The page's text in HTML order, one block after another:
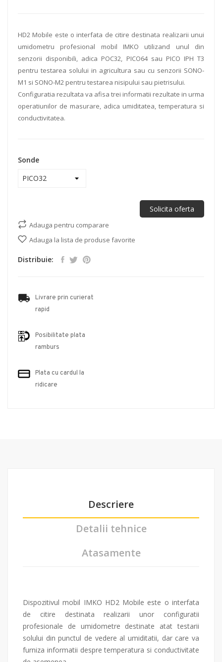
HD2 Mobile este o interfata de citire destinata realizarii unui
umidometru profesional mobil IMKO utilizand unul din
senzorii disponibili, adica POC32, PICO64 sau PICO IPH T3
pentru testarea solului in agricultura sau cu senzorii SONO-
M1 si SONO-M2 pentru testarea nisipului sau pietrisului.
Configuratia rezultata va afisa trei informatii rezultate in urma
operatiunilor de masurare, adica umiditatea, temperatura si
conductivitatea.
Sonde
Solicita oferta
Adauga pentru comparare
Adauga la lista de produse favorite
Distribuie:
Livrare prin curierat
rapid
Posibilitate plata
ramburs
Plata cu cardul la
ridicare
Descriere
Detalii tehnice
Atasamente
Dispozitivul mobil IMKO HD2 Mobile este o interfata
de citire destinata realizarii unor configuratii
profesionale de umidometre destinate atat testarii
solului din punctul de vedere al umiditatii, dar care va
furniza informatii despre temperatura si conductivitate